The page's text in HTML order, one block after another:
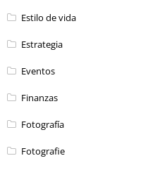
Estilo de vida
Estrategia
Eventos
Finanzas
Fotografía
Fotografie